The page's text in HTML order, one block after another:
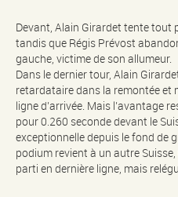
Devant, Alain Girardet tente tout
tandis que Régis Prévost
gauche, victime de son allumeur.
Dans le dernier tour, Alain
retardataire dans la remontée et
ligne d’arrivée. Mais l’avantage
pour 0.260 seconde devant le
exceptionnelle depuis le fond de
podium revient à un autre
parti en dernière ligne, mais